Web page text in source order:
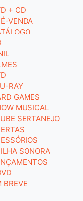
+ CD
VENDA
RAY
GAMES
MUSICAL
SERTANEJO
SONORA
BREVE